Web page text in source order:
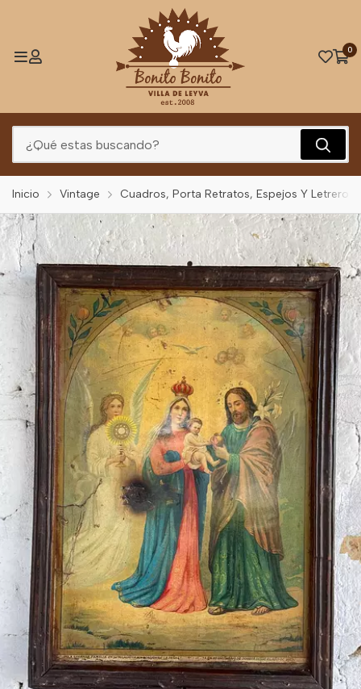
0
Inicio Vintage Cuadros, Porta Retratos, Espejos Y Letreros